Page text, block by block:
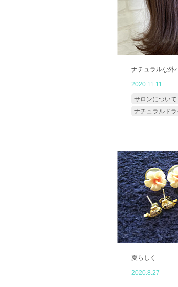
ナチュラルな外
2020.11.11
サロンについて
ナチュラルド
夏らしく
2020.8.27